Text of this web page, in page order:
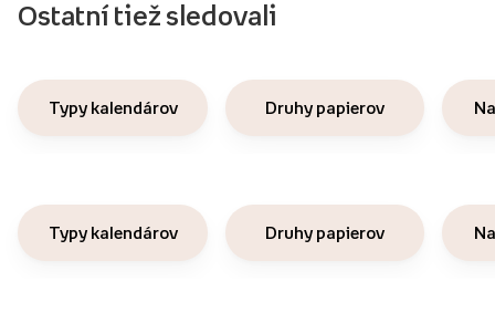
Ostatní tiež sledovali
Typy kalendárov Druhy papierov
Typy kalendárov Druhy papierov